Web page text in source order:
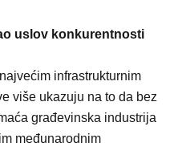
uslov konkurentnosti
infrastrukturnim
više ukazuju na to da bez
građevinska industrija
međunarodnim